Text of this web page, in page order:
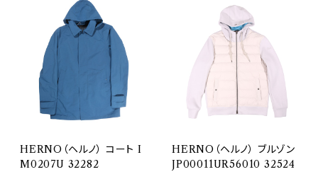
HERNO（ヘルノ） コート I
M0207U 32282
HERNO（ヘルノ） ブルゾン
JP00011UR56010 32524